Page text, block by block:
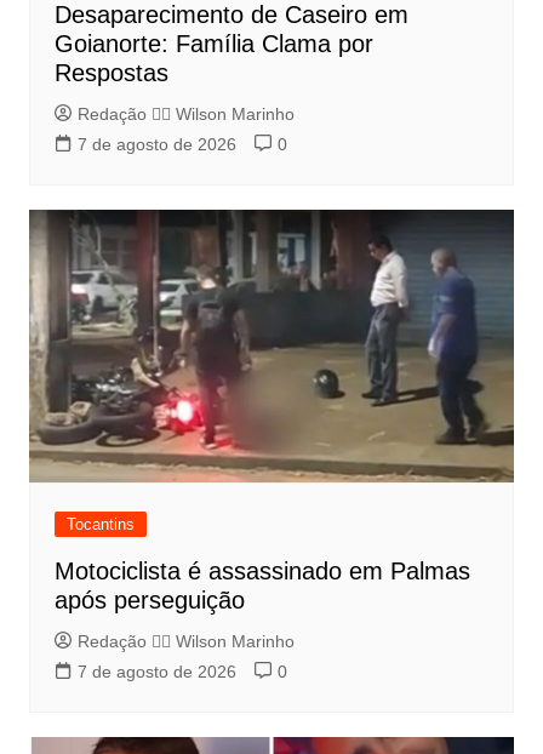
Desaparecimento de Caseiro em
Goianorte: Família Clama por
Respostas
Redação 👨‍⚖️​ Wilson Marinho
7 de agosto de 2026
0
Tocantins
Motociclista é assassinado em Palmas
após perseguição
Redação 👨‍⚖️​ Wilson Marinho
7 de agosto de 2026
0